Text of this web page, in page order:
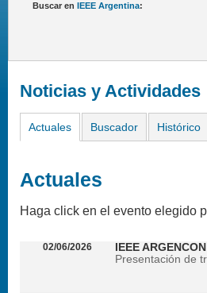
Buscar en IEEE Argentina:
Noticias y Actividades
Actuales Buscador Histórico
Actuales
Haga click en el evento elegido
02/06/2026
IEEE
Presentación de